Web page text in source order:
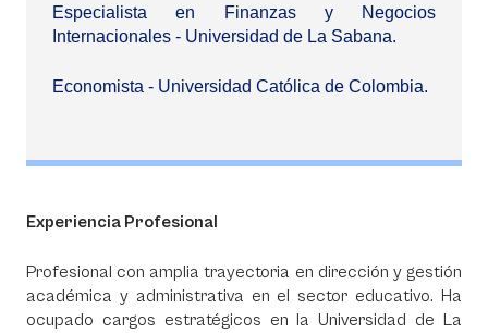
Especialista en Finanzas y Negocios
Internacionales - Universidad de La Sabana.
Economista - Universidad Católica de Colombia.
Experiencia Profesional
Profesional con amplia trayectoria en dirección y gestión
académica y administrativa en el sector educativo. Ha
ocupado cargos estratégicos en la Universidad de La